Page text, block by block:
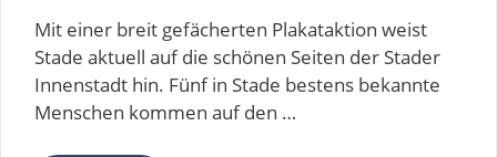
Mit einer breit gefächerten Plakataktion weist
Stade aktuell auf die schönen Seiten der Stader
Innenstadt hin. Fünf in Stade bestens bekannte
Menschen kommen auf den …